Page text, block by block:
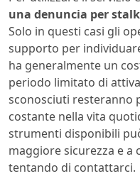
una denuncia per
Solo in questi casi gli
supporto per
ha generalmente un
periodo limitato di
sconosciuti resteranno
costante nella vita
strumenti disponibili
maggiore sicurezza e a
tentando di contattarci.